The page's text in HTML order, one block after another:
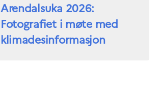
Arendalsuka 2026:
Fotografiet i møte med
klimadesinformasjon